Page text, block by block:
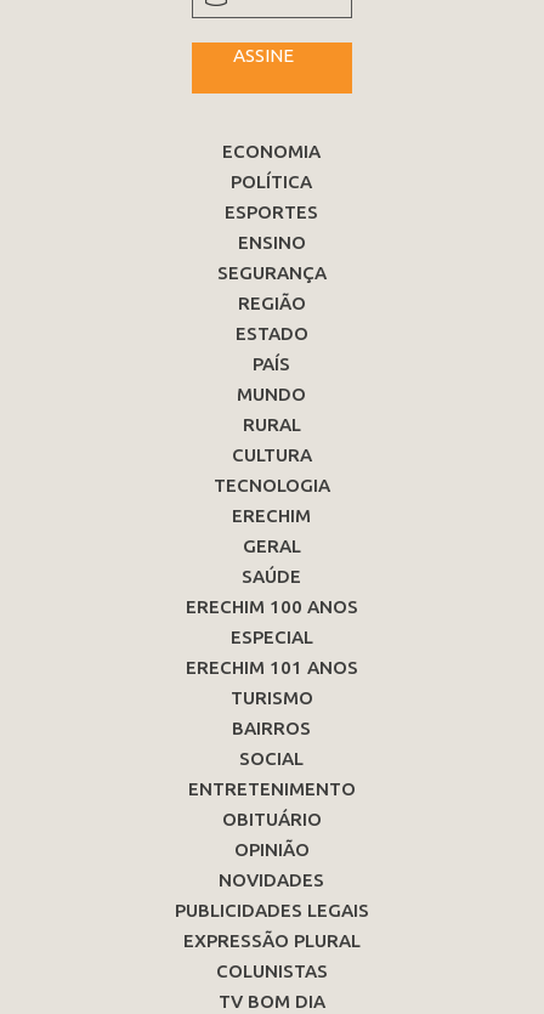
ASSINE
ECONOMIA
POLÍTICA
ESPORTES
ENSINO
SEGURANÇA
REGIÃO
ESTADO
PAÍS
MUNDO
RURAL
CULTURA
TECNOLOGIA
ERECHIM
GERAL
SAÚDE
ERECHIM 100 ANOS
ESPECIAL
ERECHIM 101 ANOS
TURISMO
BAIRROS
SOCIAL
ENTRETENIMENTO
OBITUÁRIO
OPINIÃO
NOVIDADES
PUBLICIDADES LEGAIS
EXPRESSÃO PLURAL
COLUNISTAS
TV BOM DIA